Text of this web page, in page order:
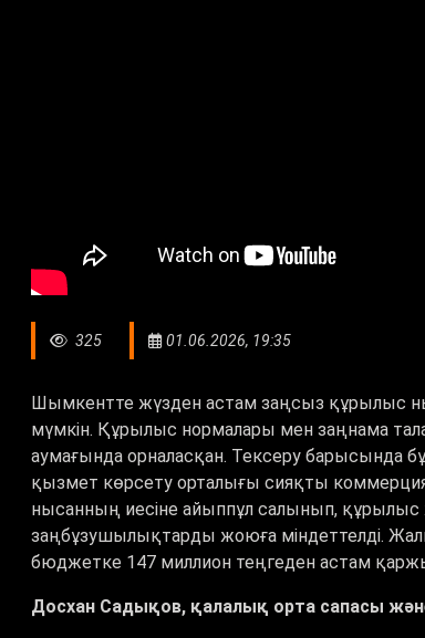
325 01.06.2026, 19:35
Шымкентте жүзден астам заңсыз құрылыс
мүмкін. Құрылыс нормалары мен заңнама
аумағында орналасқан. Тексеру барысында
қызмет көрсету орталығы сияқты
нысанның иесіне айыппұл салынып, құрылыс
заңбұзушылықтарды жоюға міндеттелді.
бюджетке 147 миллион теңгеден астам қаржы
Досхан Садықов, қалалық орта сапасы